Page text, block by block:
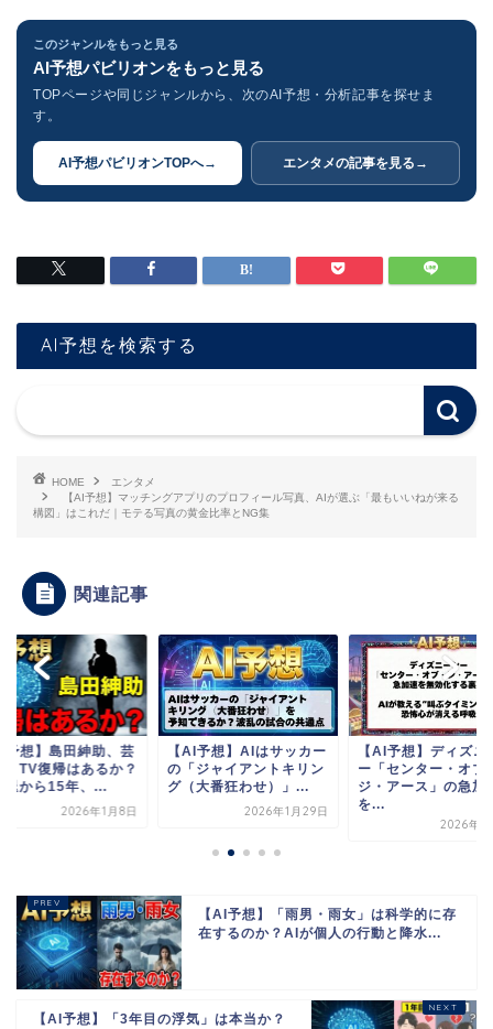
このジャンルをもっと見る
AI予想パビリオンをもっと見る
TOPページや同じジャンルから、次のAI予想・分析記事を探せま
す。
AI予想パビリオンTOPへ→ エンタメの記事を見る →
AI予想を検索する
HOME
エンタメ
【AI予想】マッチングアプリのプロフィール写真、AIが選ぶ「最もいいねが来る
構図」はこれだ｜モテる写真の黄金比率とNG集
関連記事
予想】島田紳助、芸
・TV復帰はあるか？
退から15年、...
2026年1月8日
【AI予想】AIはサッカー
の「ジャイアントキリン
グ（大番狂わせ）」...
2026年1月29日
【AI予想】ディズニ
ー「センター・オブ
ジ・アース」の急加
を...
2026年2
【AI予想】「雨男・雨女」は科学的に存
在するのか？AIが個人の行動と降水...
【AI予想】「3年目の浮気」は本当か？